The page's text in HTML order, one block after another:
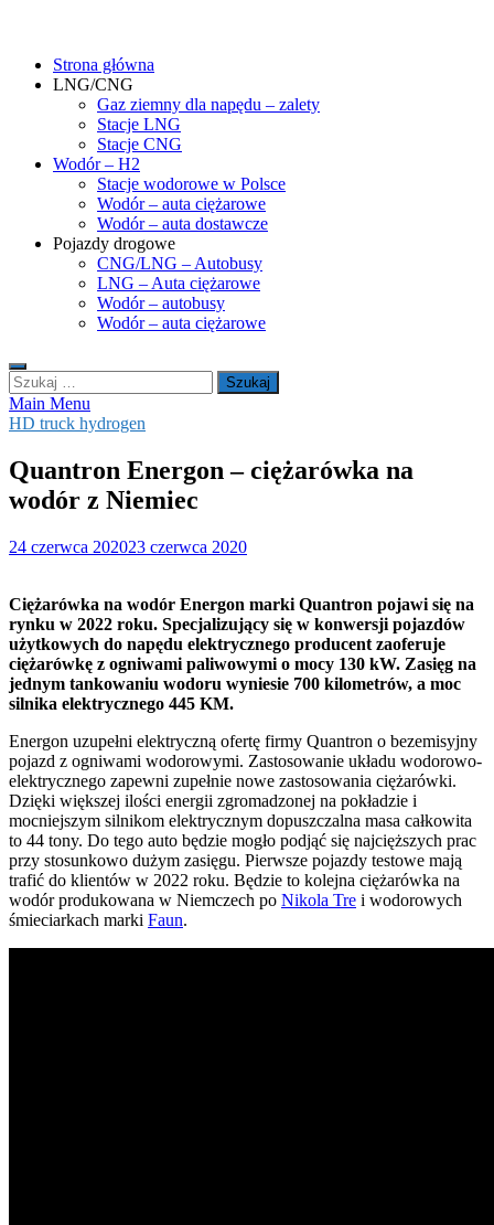
content
(wodór). Opisy pojazdów, tankowanie gazu ziemnego i wodoru,
rynek paliw gazowych, analizy.
Strona główna
LNG/CNG
Gaz ziemny dla napędu – zalety
Stacje LNG
Stacje CNG
Wodór – H2
Stacje wodorowe w Polsce
Wodór – auta ciężarowe
Wodór – auta dostawcze
Pojazdy drogowe
CNG/LNG – Autobusy
LNG – Auta ciężarowe
Wodór – autobusy
Wodór – auta ciężarowe
Szukaj:
Main Menu
HD truck hydrogen
Quantron Energon – ciężarówka na
wodór z Niemiec
24 czerwca 202023 czerwca 2020
Ciężarówka na wodór Energon marki Quantron pojawi się na
rynku w 2022 roku. Specjalizujący się w konwersji pojazdów
użytkowych do napędu elektrycznego producent zaoferuje
ciężarówkę z ogniwami paliwowymi o mocy 130 kW. Zasięg na
jednym tankowaniu wodoru wyniesie 700 kilometrów, a moc
silnika elektrycznego 445 KM.
Energon uzupełni elektryczną ofertę firmy Quantron o bezemisyjny
pojazd z ogniwami wodorowymi. Zastosowanie układu wodorowo-
elektrycznego zapewni zupełnie nowe zastosowania ciężarówki.
Dzięki większej ilości energii zgromadzonej na pokładzie i
mocniejszym silnikom elektrycznym dopuszczalna masa całkowita
to 44 tony. Do tego auto będzie mogło podjąć się najcięższych prac
przy stosunkowo dużym zasięgu. Pierwsze pojazdy testowe mają
trafić do klientów w 2022 roku. Będzie to kolejna ciężarówka na
wodór produkowana w Niemczech po Nikola Tre i wodorowych
śmieciarkach marki Faun.